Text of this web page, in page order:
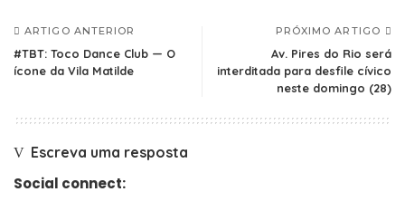
ARTIGO ANTERIOR
#TBT: Toco Dance Club — O
ícone da Vila Matilde
PRÓXIMO ARTIGO
Av. Pires do Rio será
interditada para desfile cívico
neste domingo (28)
Escreva uma resposta
Social connect: